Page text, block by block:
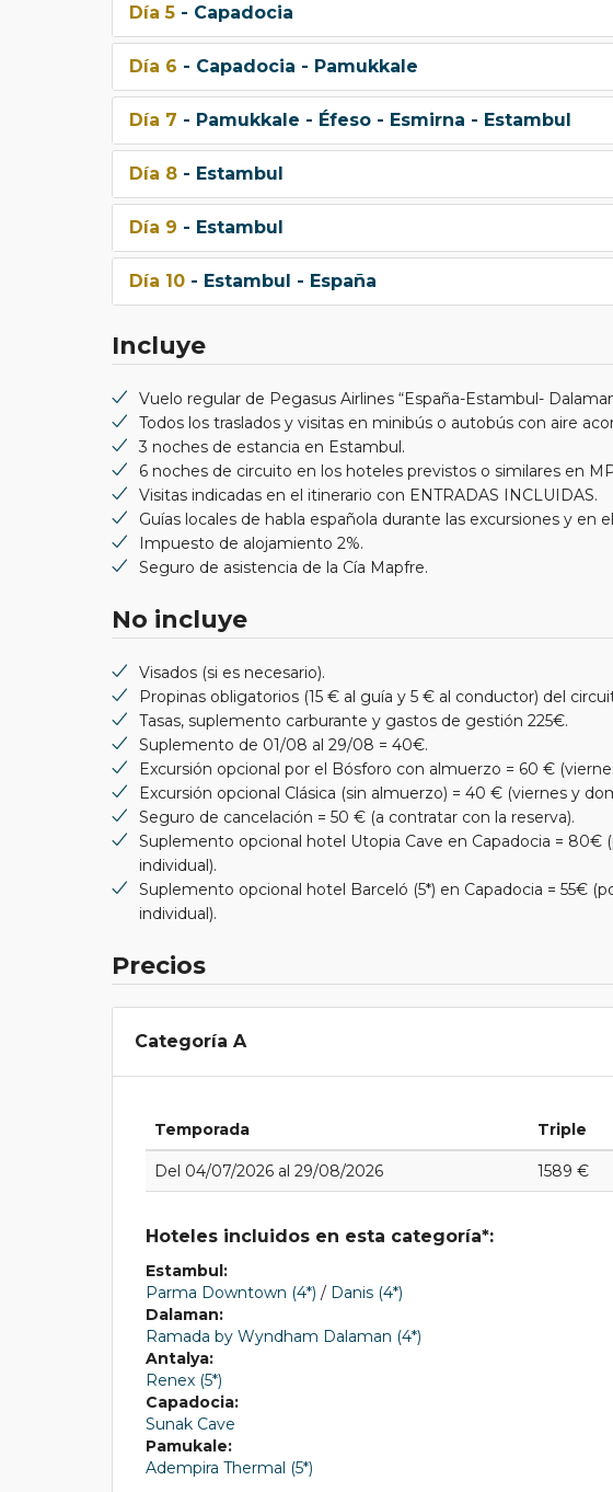
Día 5 - Capadocia
Día 6 - Capadocia - Pamukkale
Día 7 - Pamukkale - Éfeso - Esmirna - Estambul
Día 8 - Estambul
Día 9 - Estambul
Día 10 - Estambul - España
Incluye
Vuelo regular de Pegasus Airlines “España-Estambul-
Todos los traslados y visitas en minibús o autobús con aire
3 noches de estancia en Estambul.
6 noches de circuito en los hoteles previstos o similares en
Visitas indicadas en el itinerario con ENTRADAS INCLUIDAS.
Guías locales de habla española durante las excursiones y en
Impuesto de alojamiento 2%.
Seguro de asistencia de la Cía Mapfre.
No incluye
Visados (si es necesario).
Propinas obligatorios (15 € al guía y 5 € al conductor) del
Tasas, suplemento carburante y gastos de gestión 225€.
Suplemento de 01/08 al 29/08 = 40€.
Excursión opcional por el Bósforo con almuerzo = 60 €
Excursión opcional Clásica (sin almuerzo) = 40 € (viernes y
Seguro de cancelación = 50 € (a contratar con la reserva).
Suplemento opcional hotel Utopia Cave en Capadocia = 80€
individual).
Suplemento opcional hotel Barceló (5*) en Capadocia = 55€
individual).
Precios
Categoría A
Temporada Triple
Del 04/07/2026 al 29/08/2026 1589 €
Hoteles incluidos en esta categoría*:
Estambul:
Parma Downtown (4*) / Danis (4*)
Dalaman:
Ramada by Wyndham Dalaman (4*)
Antalya:
Renex (5*)
Capadocia:
Sunak Cave
Pamukale:
Adempira Thermal (5*)